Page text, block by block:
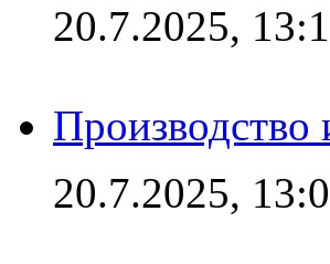
20.7.2025,
Производство
20.7.2025,